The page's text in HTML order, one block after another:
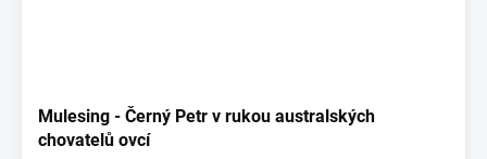
Mulesing - Černý Petr v rukou australských
chovatelů ovcí